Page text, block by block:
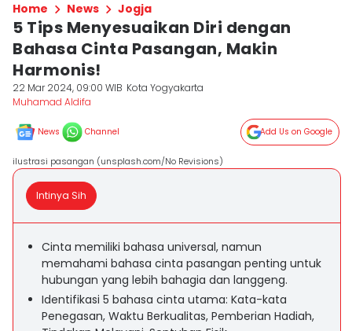
Home News Jogja
5 Tips Menyesuaikan Diri dengan
Bahasa Cinta Pasangan, Makin
Harmonis!
22 Mar 2024, 09:00 WIB Kota Yogyakarta
Muhamad Aldifa
News Channel Add Us on Google
ilustrasi pasangan (unsplash.com/No Revisions)
Intinya Sih
Cinta memiliki bahasa universal, namun
memahami bahasa cinta pasangan penting untuk
hubungan yang lebih bahagia dan langgeng.
Identifikasi 5 bahasa cinta utama: Kata-kata
Penegasan, Waktu Berkualitas, Pemberian Hadiah,